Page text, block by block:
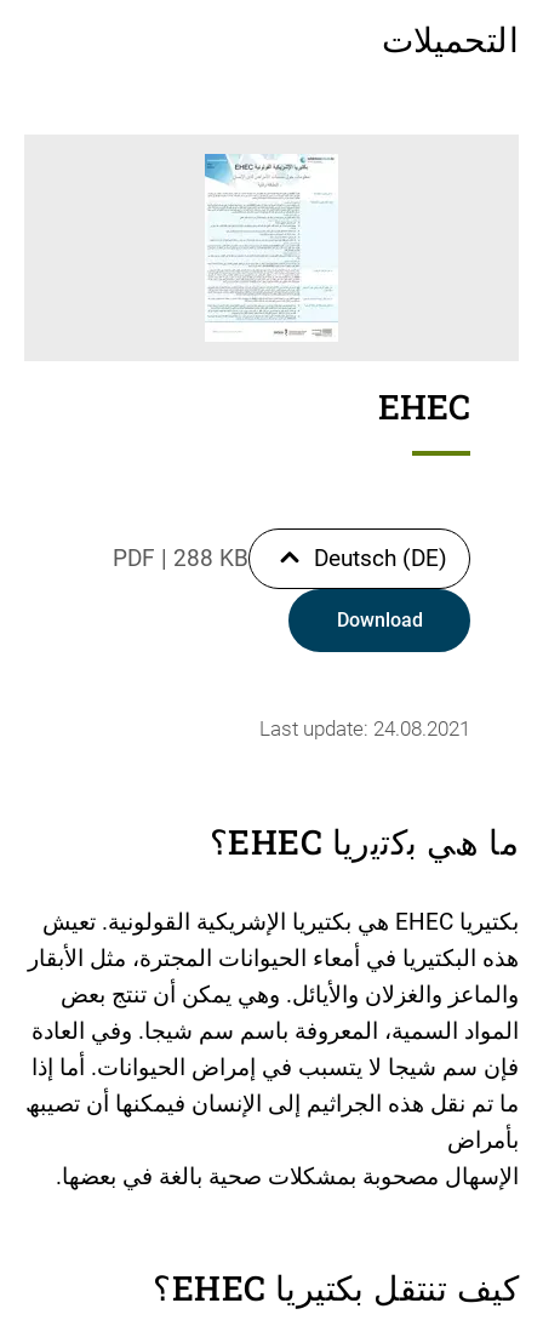
التحميلات
EHEC
Deutsch (DE)
PDF | 288 KB
Download
Last update: 24.08.2021
ﻣﺎ ھﻲ ﺑﻛﺗﯾرﯾﺎ EHEC؟
بكتیریا EHEC ھي بكتیریا الإشریكیة القولونیة. تعیش
ھذه البكتیریا في أمعاء الحیوانات المجترة، مثل الأبقار
والماعز والغزلان والأیائل. وھي یمكن أن تنتج بعض
المواد السمیة، المعروفة باسم سم شیجا. وفي العادة
فإن سم شیجا لا یتسبب في إمراض الحیوانات. أما إذا
ما تم نقل ھذه الجراثیم إلى الإنسان فیمكنھا أن تصیبھ
بأمراض
الإسھال مصحوبة بمشكلات صحیة بالغة في بعضھا.
كیف تنتقل بكتیریا EHEC؟